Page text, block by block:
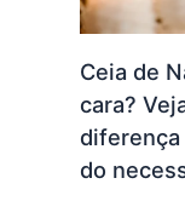
Ceia de
cara?
diferença
do